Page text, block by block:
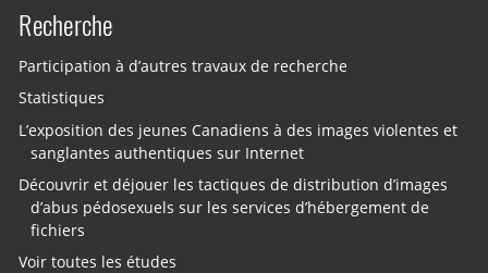
Recherche
Participation à d’autres travaux de recherche
Statistiques
L’exposition des jeunes Canadiens à des images violentes et
sanglantes authentiques sur Internet
Découvrir et déjouer les tactiques de distribution d’images
d’abus pédosexuels sur les services d’hébergement de
fichiers
Voir toutes les études